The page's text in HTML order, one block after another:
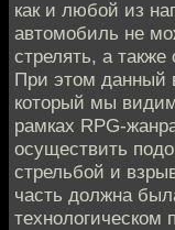
как и любой из
автомобиль не
стрелять, а
При этом данный
который мы
рамках RPG-
осуществить
стрельбой и
часть должна
технологическом